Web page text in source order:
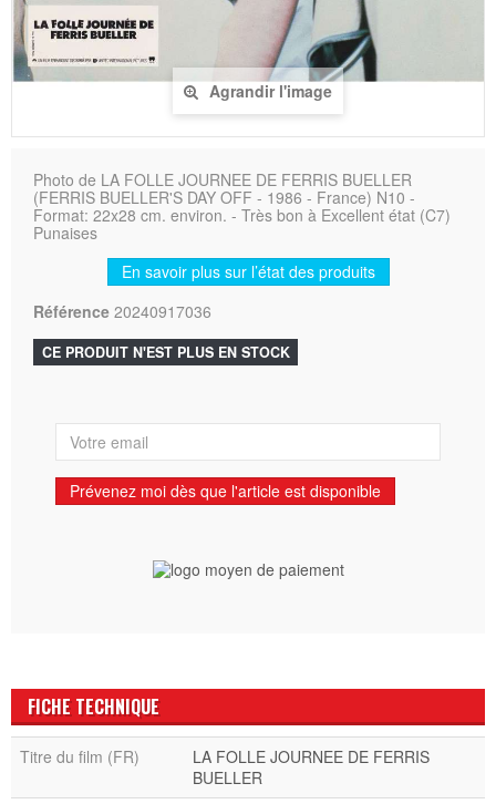
Agrandir l'image
Photo de LA FOLLE JOURNEE DE FERRIS BUELLER
(FERRIS BUELLER'S DAY OFF - 1986 - France) N10 -
Format: 22x28 cm. environ. - Très bon à Excellent état (C7)
Punaises
En savoir plus sur l’état des produits
Référence 20240917036
CE PRODUIT N'EST PLUS EN STOCK
Prévenez moi dès que l'article est disponible
FICHE TECHNIQUE
Titre du film (FR)
LA FOLLE JOURNEE DE FERRIS
BUELLER